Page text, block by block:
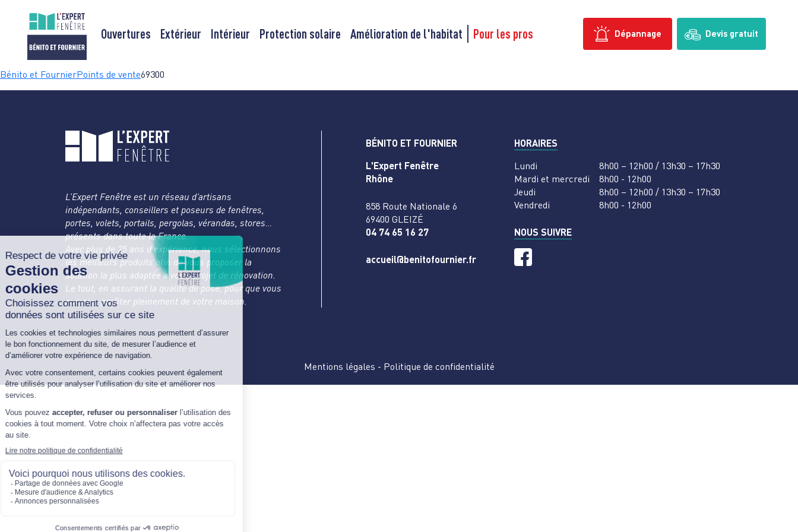
Passer
Dépannage Devis gratuit
Ouvertures Extérieur Intérieur Protection solaire Amélioration de l'habitat Pour les pros
Bénito et FournierPoints de vente69300
L’Expert Fenêtre est un réseau d’artisans
indépendants, conseillers et poseurs de fenêtres,
portes, volets, portails, pergolas, vérandas, stores…
présents dans toute la France.
Avec plus de 25 ans d’expérience, nous sélectionnons
les meilleurs produits afin de vous proposer la
solution la plus adaptée à votre projet de rénovation.
Le tout, en assurant la qualité de pose, pour que vous
puissiez profiter pleinement de votre maison.
BÉNITO ET FOURNIER
L'Expert Fenêtre
Rhône
858 Route Nationale 6
69400 GLEIZÉ
04 74 65 16 27
accueil@benitofournier.fr
HORAIRES
Lundi
8h00 – 12h00 / 13h30 – 17h30
Mardi et mercredi
8h00 - 12h00
Jeudi
8h00 – 12h00 / 13h30 – 17h30
Vendredi
8h00 - 12h00
NOUS SUIVRE
Mentions légales - Politique de confidentialité